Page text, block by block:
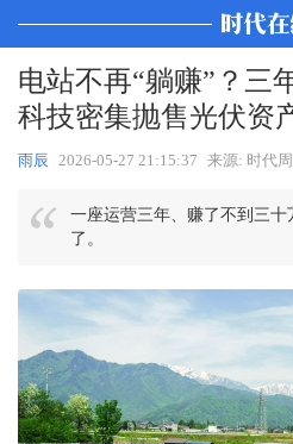
电站不再“躺赚”？三
科技密集抛售光伏资
雨辰 2026-05-27 21:15:37 来源: 时代
一座运营三年、赚了不到三
了。